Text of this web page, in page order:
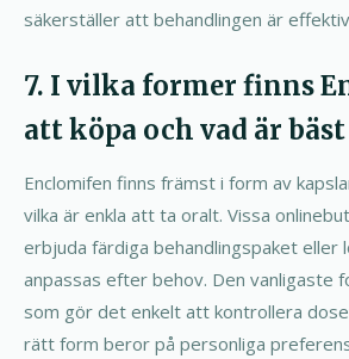
säkerställer att behandlingen är
7. I vilka former finns
att köpa och vad är
Enclomifen finns främst i form av
vilka är enkla att ta oralt. Vissa
erbjuda färdiga behandlingspaket eller
anpassas efter behov. Den vanligaste
som gör det enkelt att kontrollera
rätt form beror på personliga